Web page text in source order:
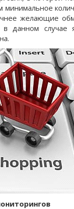
минимальное
желающие
данном случае